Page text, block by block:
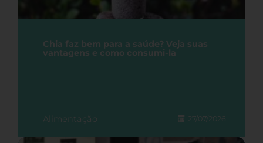
Chia faz bem para a saúde? Veja suas
vantagens e como consumi-la
Alimentação 27/07/2026